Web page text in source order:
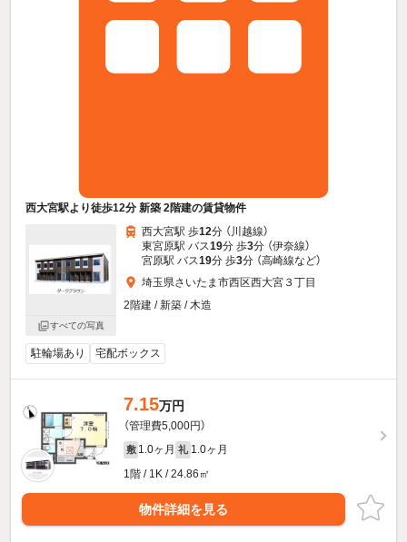
西大宮駅より徒歩12分 新築 2階建の賃貸物件
すべての写真
西大宮駅 歩12分 （川越線）
東宮原駅 バス19分 歩3分 （伊奈線）
宮原駅 バス19分 歩3分 （高崎線など）
埼玉県さいたま市西区西大宮３丁目
2階建 / 新築 / 木造
駐輪場あり 宅配ボックス
7.15万円
（管理費5,000円）
敷 1.0ヶ月 礼 1.0ヶ月
1階 / 1K / 24.86㎡
物件詳細を見る